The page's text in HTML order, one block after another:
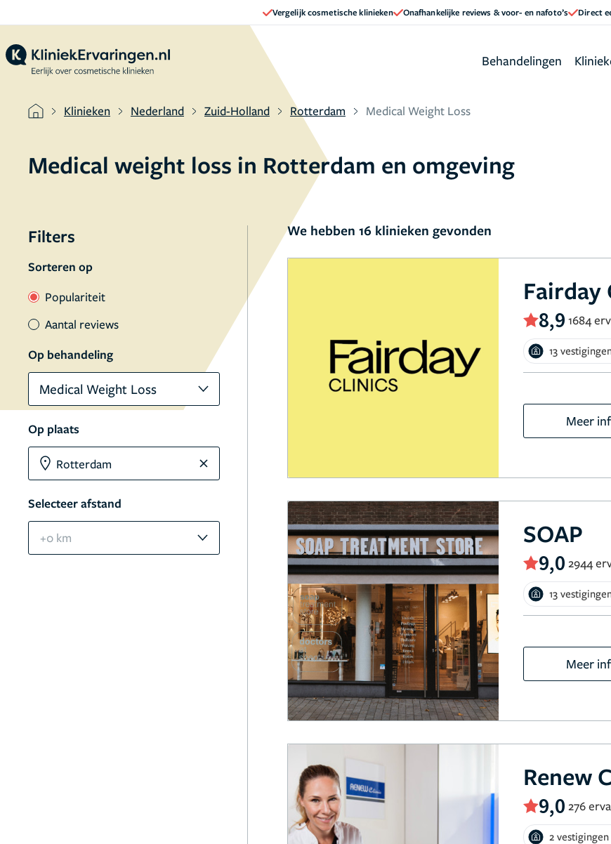
Vergelijk cosmetische klinieken Onafhankelijke reviews & voor- en nafoto’s Direct
Behandelingen
Klinieken Nederland Zuid-Holland Rotterdam Medical Weight Loss
Medical weight loss in Rotterdam en omgeving
Filters
Sorteren op
Populariteit
Aantal reviews
Op behandeling
Medical Weight Loss
Op plaats
Selecteer afstand
+0 km
We hebben 16 klinieken gevonden
Fairday
8,9 1684
13
Meer
SOAP
9,0 2944
13
Meer
Renew
9,0 276
2 vestigingen